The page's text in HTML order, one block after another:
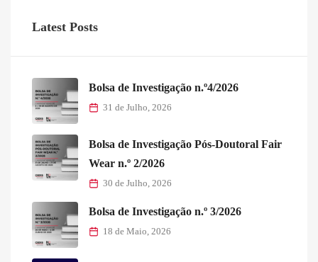
Latest Posts
Bolsa de Investigação n.º4/2026
31 de Julho, 2026
Bolsa de Investigação Pós-Doutoral Fair
Wear n.º 2/2026
30 de Julho, 2026
Bolsa de Investigação n.º 3/2026
18 de Maio, 2026